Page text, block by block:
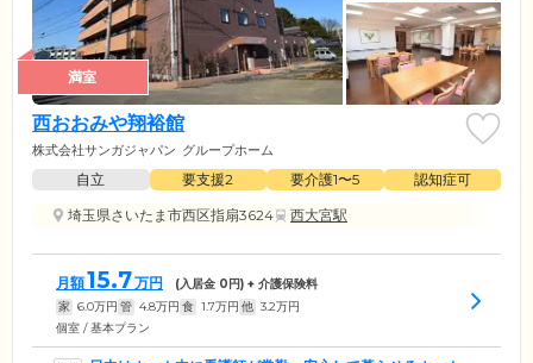
満室
西おおみや翔裕館
株式会社サンガジャパン グループホーム
自立 要支援2 要介護1〜5
認知症可
埼玉県さいたま市西区指扇3624
西大宮駅
月額15.7万円 (入居金 0円) + 介護保険料
家 6.0万円 管 4.8万円 食 1.7万円 他 3.2万円
個室 / 基本プラン